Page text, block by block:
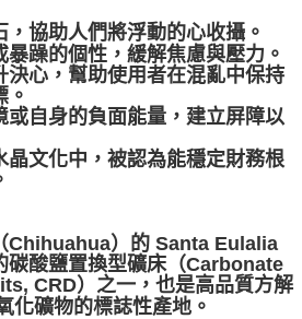
協助人們將浮動的心收攝。
躁的個性，緩解焦慮與壓力。
決心，幫助使用者在混亂中保持
。
或自身的負面能量，建立屏障以
晶文化中，被認為能穩定財務根
Chihuahua）的 Santa Eulalia
碳酸鹽置換型礦床（Carbonate
CRD）之一，也是高品質方解
化礦物的標誌性產地。